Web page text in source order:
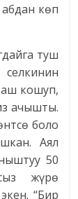
көп
туш
кошуп,
ачышты.
боло
Аял
50
жүрө
“Бир